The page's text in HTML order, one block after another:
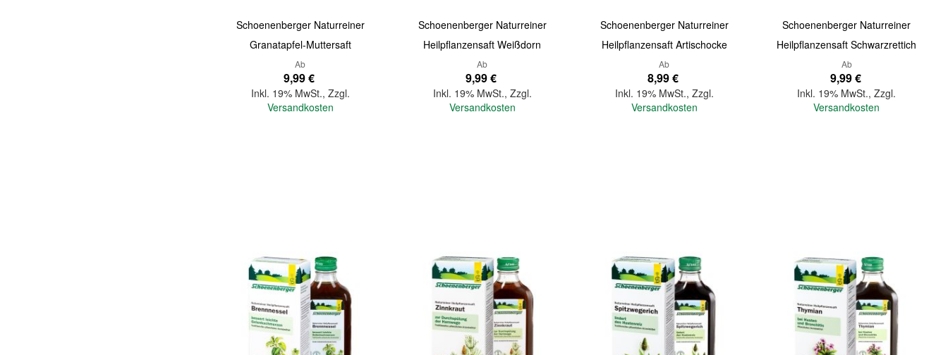
Schoenenberger Naturreiner
Granatapfel-Muttersaft
Ab
9,99 €
Inkl. 19% MwSt., Zzgl.
Versandkosten
Schoenenberger Naturreiner
Heilpflanzensaft Weißdorn
Ab
9,99 €
Inkl. 19% MwSt., Zzgl.
Versandkosten
Schoenenberger Naturreiner
Heilpflanzensaft Artischocke
Ab
8,99 €
Inkl. 19% MwSt., Zzgl.
Versandkosten
Schoenenberger Naturreiner
Heilpflanzensaft Schwarzrettich
Ab
9,99 €
Inkl. 19% MwSt.,Zzgl.
Versandkosten